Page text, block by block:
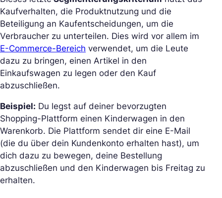
Kaufverhalten, die Produktnutzung und die
Beteiligung an Kaufentscheidungen, um die
Verbraucher zu unterteilen. Dies wird vor allem im
E-Commerce-Bereich verwendet, um die Leute
dazu zu bringen, einen Artikel in den
Einkaufswagen zu legen oder den Kauf
abzuschließen.
Beispiel: Du legst auf deiner bevorzugten
Shopping-Plattform einen Kinderwagen in den
Warenkorb. Die Plattform sendet dir eine E-Mail
(die du über dein Kundenkonto erhalten hast), um
dich dazu zu bewegen, deine Bestellung
abzuschließen und den Kinderwagen bis Freitag zu
erhalten.